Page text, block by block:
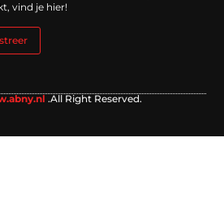
vind je hier!
.All Right Reserved.